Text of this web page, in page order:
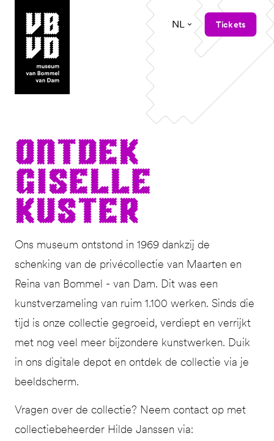
museum van Bommel van Dam
NL Tickets
Ont­dek
Giselle
Kuster
Ons museum ontstond in 1969 dankzij de
schenking van de privécollectie van Maarten en
Reina van Bommel - van Dam. Dit was een
kunstverzameling van ruim 1.100 werken. Sinds die
tijd is onze collectie gegroeid, verdiept en verrijkt
met nog veel meer bijzondere kunstwerken. Duik
in ons digitale depot en ontdek de collectie via je
beeldscherm.
Vragen over de collectie? Neem contact op met
collectiebeheerder Hilde Janssen via: